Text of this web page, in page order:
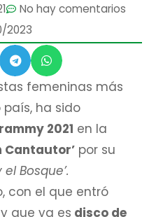
No hay comentarios
2023
femeninas más
ha sido
2021 en la
Cantautor’ por su
el Bosque’.
con el que entró
y que ya es disco de